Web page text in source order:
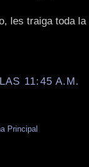
les traiga toda
11:45 A.M.
Principal